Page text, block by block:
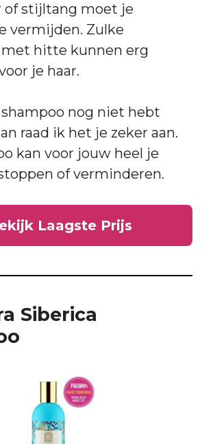
of stijltang moet je
vermijden. Zulke
hitte kunnen erg
je haar.
shampoo nog niet hebt
raad ik het je zeker aan.
kan voor jouw heel je
of verminderen.
Laagste Prijs
Siberica